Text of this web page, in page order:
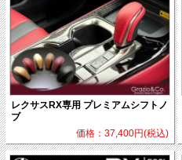
レクサスRX専用 プレミアムシフトノ
ブ
価格：37,400円(税込)